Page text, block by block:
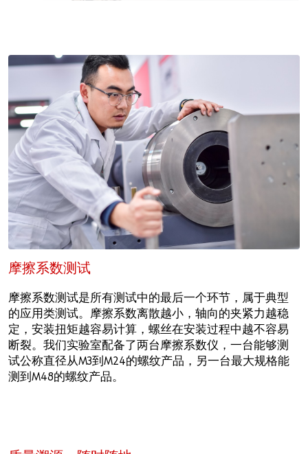
摩擦系数测试
摩擦系数测试是所有测试中的最后一个环节，属于典型
的应用类测试。摩擦系数离散越小，轴向的夹紧力越稳
定，安装扭矩越容易计算，螺丝在安装过程中越不容易
断裂。我们实验室配备了两台摩擦系数仪，一台能够测
试公称直径从M3到M24的螺纹产品，另一台最大规格能
测到M48的螺纹产品。